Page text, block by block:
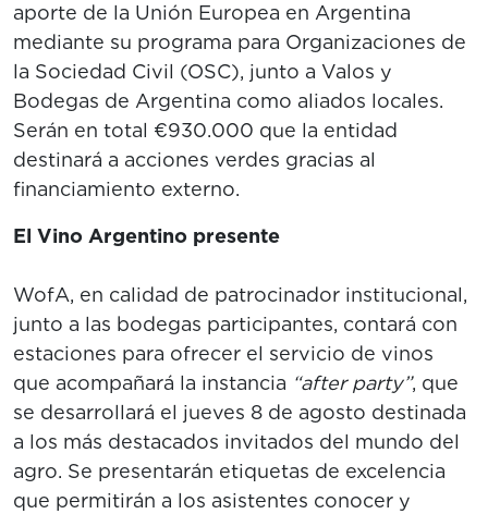
aporte de la Unión Europea en Argentina
mediante su programa para Organizaciones de
la Sociedad Civil (OSC), junto a Valos y
Bodegas de Argentina como aliados locales.
Serán en total €930.000 que la entidad
destinará a acciones verdes gracias al
financiamiento externo.
El Vino Argentino presente
WofA, en calidad de patrocinador institucional,
junto a las bodegas participantes, contará con
estaciones para ofrecer el servicio de vinos
que acompañará la instancia “after party”, que
se desarrollará el jueves 8 de agosto destinada
a los más destacados invitados del mundo del
agro. Se presentarán etiquetas de excelencia
que permitirán a los asistentes conocer y